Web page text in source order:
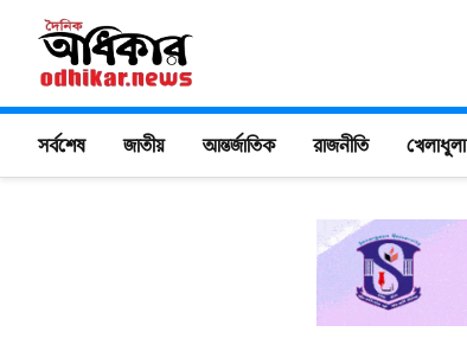
সর্বশেষ জাতীয় আন্তর্জাতিক রাজনীতি খেলাধুলা